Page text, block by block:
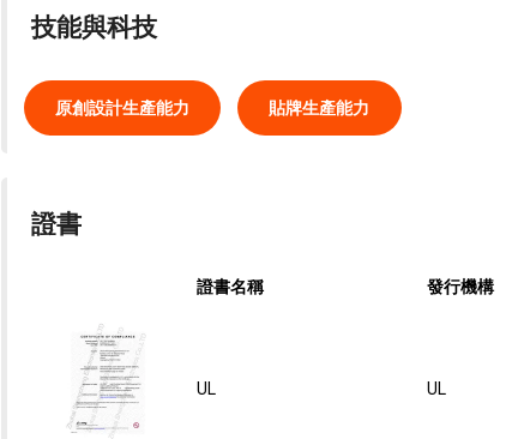
技能與科技
原創設計生產能力 貼牌生產能力
證書
證書名稱 發行機構
UL UL